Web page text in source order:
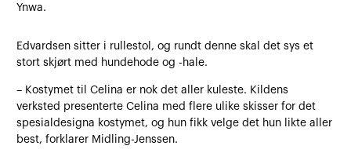
Ynwa.
Edvardsen sitter i rullestol, og rundt denne skal det sys et
stort skjørt med hundehode og -hale.
– Kostymet til Celina er nok det aller kuleste. Kildens
verksted presenterte Celina med flere ulike skisser for det
spesialdesigna kostymet, og hun fikk velge det hun likte aller
best, forklarer Midling-Jenssen.